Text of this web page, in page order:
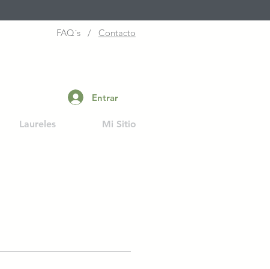
FAQ´s / Contacto
Entrar
Laureles Mi Sitio